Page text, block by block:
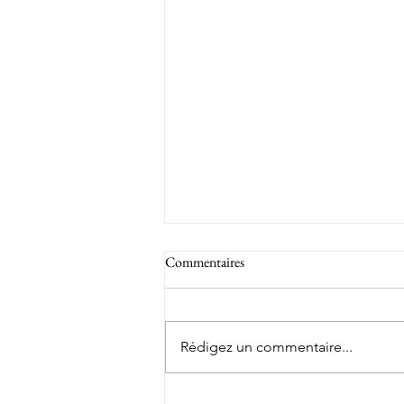
Commentaires
Rédigez un commentaire...